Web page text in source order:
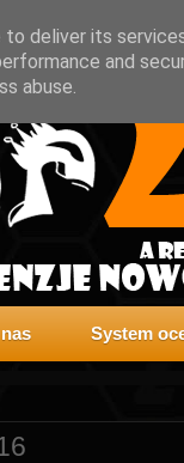
System
deliver its
and
abuse.